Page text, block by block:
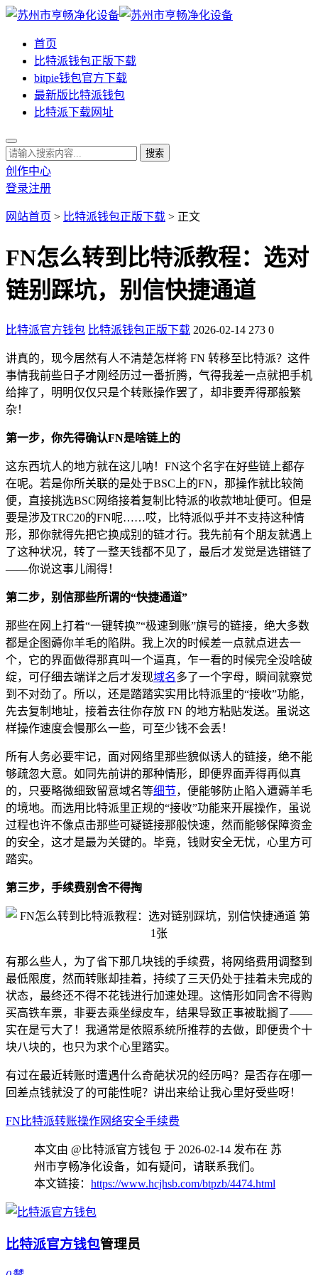
首页
比特派钱包正版下载
bitpie钱包官方下载
最新版比特派钱包
比特派下载网址
创作中心
登录注册
网站首页 > 比特派钱包正版下载 > 正文
FN怎么转到比特派教程：选对
链别踩坑，别信快捷通道
比特派官方钱包 比特派钱包正版下载 2026-02-14 273 0
讲真的，现今居然有人不清楚怎样将 FN 转移至比特派？这件
事情我前些日子才刚经历过一番折腾，气得我差一点就把手机
给摔了，明明仅仅只是个转账操作罢了，却非要弄得那般繁
杂！
第一步，你先得确认FN是啥链上的
这东西坑人的地方就在这儿呐！FN这个名字在好些链上都存
在呢。若是你所关联的是处于BSC上的FN，那操作就比较简
便，直接挑选BSC网络接着复制比特派的收款地址便可。但是
要是涉及TRC20的FN呢……哎，比特派似乎并不支持这种情
形，那你就得先把它换成别的链才行。我先前有个朋友就遇上
了这种状况，转了一整天钱都不见了，最后才发觉是选错链了
——你说这事儿闹得！
第二步，别信那些所谓的“快捷通道”
那些在网上打着“一键转换”“极速到账”旗号的链接，绝大多数
都是企图薅你羊毛的陷阱。我上次的时候差一点就点进去一
个，它的界面做得那真叫一个逼真，乍一看的时候完全没啥破
绽，可仔细去端详之后才发现域名多了一个字母，瞬间就察觉
到不对劲了。所以，还是踏踏实实用比特派里的“接收”功能，
先去复制地址，接着去往你存放 FN 的地方粘贴发送。虽说这
样操作速度会慢那么一些，可至少钱不会丢！
所有人务必要牢记，面对网络里那些貌似诱人的链接，绝不能
够疏忽大意。如同先前讲的那种情形，即便界面弄得再似真
的，只要略微细致留意域名等细节，便能够防止陷入遭薅羊毛
的境地。而选用比特派里正规的“接收”功能来开展操作，虽说
过程也许不像点击那些可疑链接那般快速，然而能够保障资金
的安全，这才是最为关键的。毕竟，钱财安全无忧，心里方可
踏实。
第三步，手续费别舍不得掏
有那么些人，为了省下那几块钱的手续费，将网络费用调整到
最低限度，然而转账却挂着，持续了三天仍处于挂着未完成的
状态，最终还不得不花钱进行加速处理。这情形如同舍不得购
买高铁车票，非要去乘坐绿皮车，结果导致正事被耽搁了——
实在是亏大了！我通常是依照系统所推荐的去做，即便贵个十
块八块的，也只为求个心里踏实。
有过在最近转账时遭遇什么奇葩状况的经历吗？是否存在哪一
回差点钱就没了的可能性呢？讲出来给让我心里好受些呀！
FN 比特派转账操作网络安全手续费
本文由 @比特派官方钱包 于 2026-02-14 发布在 苏
州市亨畅净化设备，如有疑问，请联系我们。
本文链接： https://www.hcjhsb.com/btpzb/4474.html
比特派官方钱包管理员